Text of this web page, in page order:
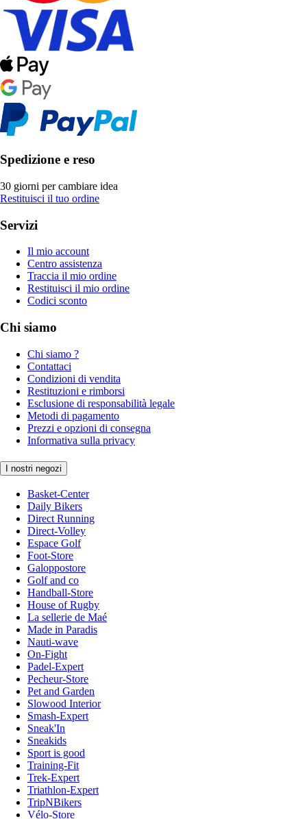
Spedizione e reso
30 giorni per cambiare idea
Restituisci il tuo ordine
Servizi
Il mio account
Centro assistenza
Traccia il mio ordine
Restituisci il mio ordine
Codici sconto
Chi siamo
Chi siamo ?
Contattaci
Condizioni di vendita
Restituzioni e rimborsi
Esclusione di responsabilità legale
Metodi di pagamento
Prezzi e opzioni di consegna
Informativa sulla privacy
I nostri negozi
Basket-Center
Daily Bikers
Direct Running
Direct-Volley
Espace Golf
Foot-Store
Galoppostore
Golf and co
Handball-Store
House of Rugby
La sellerie de Maé
Made in Paradis
Nauti-wave
On-Fight
Padel-Expert
Pecheur-Store
Pet and Garden
Slowood Interior
Smash-Expert
Sneak'In
Sneakids
Sport is good
Training-Fit
Trek-Expert
Triathlon-Expert
TripNBikers
Vélo-Store